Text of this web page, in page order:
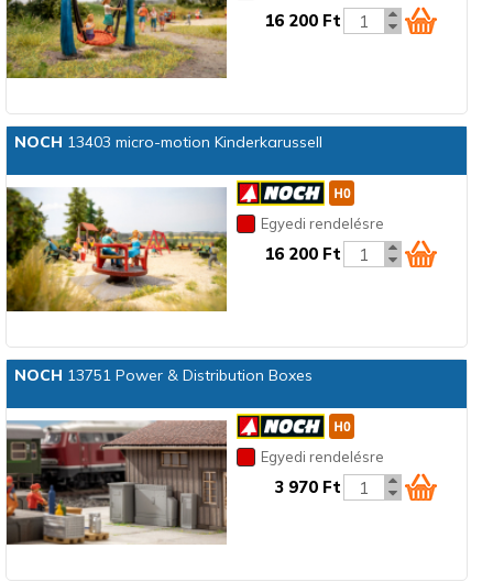
16 200 Ft
NOCH 13403 micro-motion Kinderkarussell
Egyedi rendelésre
16 200 Ft
NOCH 13751 Power & Distribution Boxes
Egyedi rendelésre
3 970 Ft